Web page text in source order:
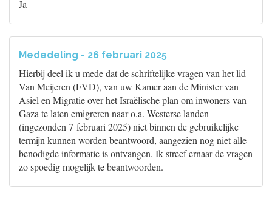
Ja
Mededeling - 26 februari 2025
Hierbij deel ik u mede dat de schriftelijke vragen van het lid
Van Meijeren (FVD), van uw Kamer aan de Minister van
Asiel en Migratie over het Israëlische plan om inwoners van
Gaza te laten emigreren naar o.a. Westerse landen
(ingezonden 7 februari 2025) niet binnen de gebruikelijke
termijn kunnen worden beantwoord, aangezien nog niet alle
benodigde informatie is ontvangen. Ik streef ernaar de vragen
zo spoedig mogelijk te beantwoorden.